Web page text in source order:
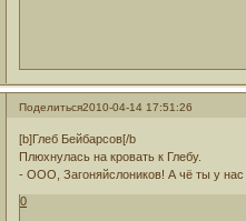
Поделиться2010-04-14 17:51:26
[b]Глеб Бейбарсов[/b
Плюхнулась на кровать к Глебу.
- ООО, Загоняйслоников! А чё ты у
0